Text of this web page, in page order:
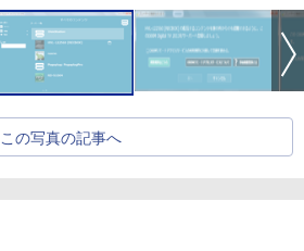
この写真の記事へ